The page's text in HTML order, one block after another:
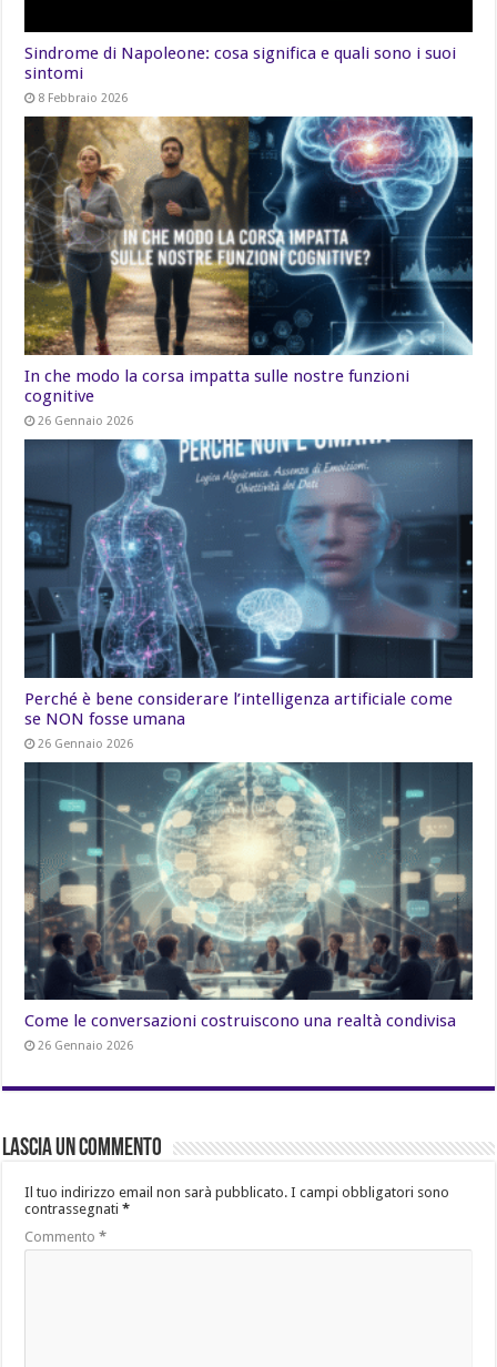
Sindrome di Napoleone: cosa significa e quali sono i suoi
sintomi
8 Febbraio 2026
In che modo la corsa impatta sulle nostre funzioni
cognitive
26 Gennaio 2026
Perché è bene considerare l’intelligenza artificiale come
se NON fosse umana
26 Gennaio 2026
Come le conversazioni costruiscono una realtà condivisa
26 Gennaio 2026
Lascia un commento
Il tuo indirizzo email non sarà pubblicato. I campi obbligatori sono
contrassegnati*
Commento*